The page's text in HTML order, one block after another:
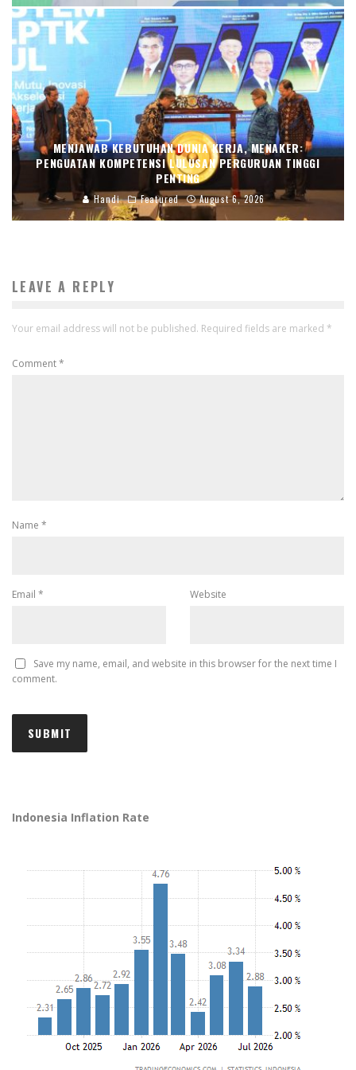
MENJAWAB KEBUTUHAN DUNIA KERJA, MENAKER:
PENGUATAN KOMPETENSI LULUSAN PERGURUAN TINGGI
PENTING
Handi Featured August 6, 2026
LEAVE A REPLY
Your email address will not be published. Required fields are marked *
Comment*
Name *
Email * Website
Save my name, email, and website in this browser for the next time I
comment.
Indonesia Inflation Rate